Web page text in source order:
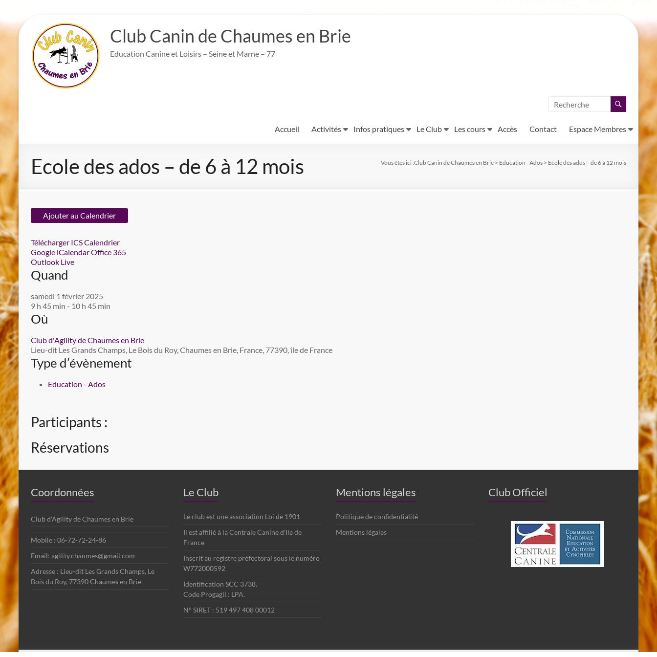
au
contenu
Club Canin de Chaumes en Brie
Education Canine et Loisirs – Seine et Marne – 77
Accueil Activités Infos pratiques Le Club Les cours Accès Contact Espace Membres
Ecole des ados – de 6 à 12 mois Vous êtes ici :Club Canin de Chaumes en Brie > Education - Ados > Ecole des ados – de 6 à 12 mois
Ajouter au Calendrier
Télécharger ICSCalendrier
Google iCalendarOffice 365
Outlook Live
Quand
samedi 1 février 2025
9 h 45 min - 10 h 45 min
Où
Club d'Agility de Chaumes en Brie
Lieu-dit Les Grands Champs, Le Bois du Roy, Chaumes en Brie, France, 77390, île de France
Type d’évènement
Education - Ados
Participants :
Réservations
Coordonnées
Club d'Agility de Chaumes en Brie
Mobile : 06-72-72-24-86
Email: agility.chaumes@gmail.com
Adresse : Lieu-dit Les Grands Champs, Le
Bois du Roy, 77390 Chaumes en Brie
Le Club
Le club est une association Loi de 1901
Il est affilié à la Centrale Canine d'Ile de
France
Inscrit au registre préfectoral sous le numéro
W772000592
Identification SCC 3738.
Code Progagil : LPA.
N° SIRET : 519 497 408 00012
Mentions légales
Politique de confidentialité
Mentions légales
Club Officiel